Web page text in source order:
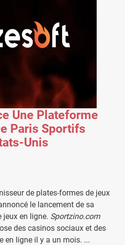
Une Plateforme
Paris Sportifs
Unis
de plates-formes de jeux
le lancement de sa
jeux en ligne. Sportzino.com
des casinos sociaux et des
en ligne il y a un mois. ...